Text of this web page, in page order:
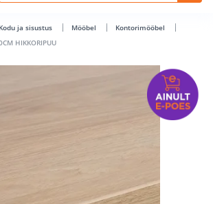
Kodu ja sisustus Mööbel
Kontorimööbel
HIKKORIPUU